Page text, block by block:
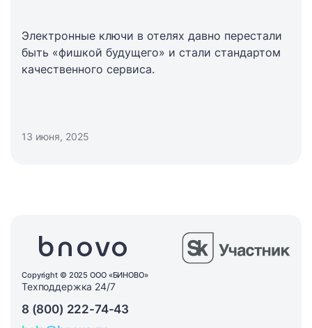
Электронные ключи в отелях давно перестали
быть «фишкой будущего» и стали стандартом
качественного сервиса.
13 июня, 2025
Copyright © 2025 ООО «БИНОВО»
Техподдержка 24/7
8 (800) 222-74-43